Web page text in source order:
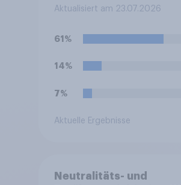
verbringen
Aktualisiert am 23.07.2026
61%
14%
7%
Aktuelle Ergebnisse
Neutralitäts- und